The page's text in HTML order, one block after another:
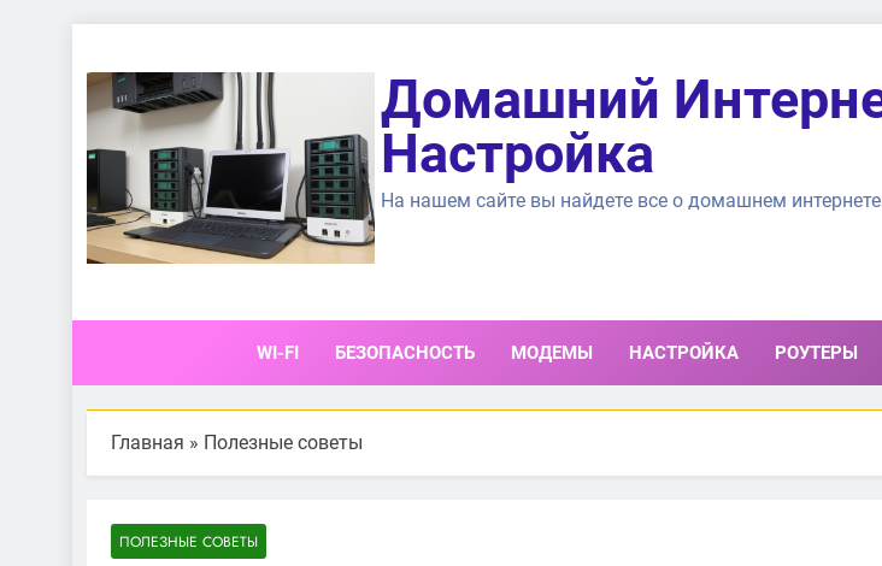
содержимому
Домашний
Настройка
На нашем сайте вы найдете все о домашнем
WI-FI БЕЗОПАСНОСТЬ МОДЕМЫ НАСТРОЙКА РОУТЕРЫ
Главная » Полезные советы
ПОЛЕЗНЫЕ СОВЕТЫ